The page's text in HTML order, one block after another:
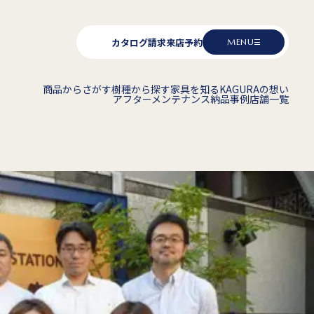
カタログ請求来店予約 MENU
商品からさがす樹種から探す家具を知るKAGURAの想い
アフターメンテナンス納品事例店舗一覧